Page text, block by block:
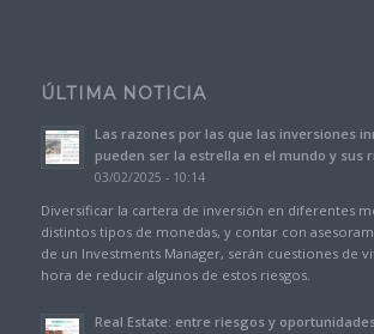
ÚLTIMA NOTICIA
Las razones por las que las inversiones
pueden ser la estrella en el mundo y sus
03/02/2025 - 10:14
Diversificar la cartera de inversión en diferentes
distintos tipos de monedas, y contar con
de un Investments Manager, serán cuestiones de
hora de reducir algunos de estos riesgos.
Real Estate: entre riesgos y